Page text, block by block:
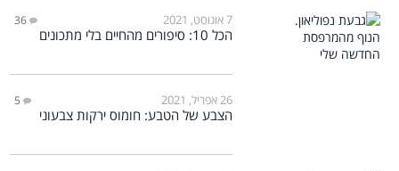
7 אוגוסט, 2021 36
הכל 10: סיפורים מהחיים בלי מתכונים
26 אפריל, 2021 5
הצבע של הטבע: חומוס ירקות צבעוני